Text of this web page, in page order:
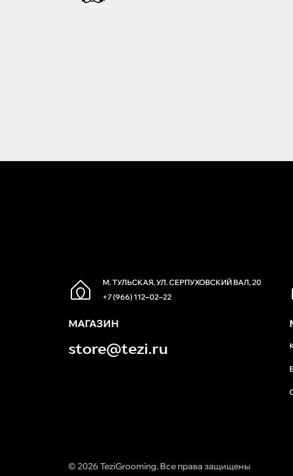
М. ТУЛЬСКАЯ, УЛ. СЕРПУХОВСКИЙ ВАЛ, 20
+7 (966) 112‒02‒22
МАГАЗИН
store@tezi.ru
© 2026 TeziGrooming. Все права защищены